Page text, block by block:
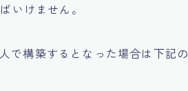
いけません。
で構築するとなった場合は下記の